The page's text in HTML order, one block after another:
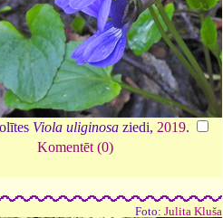
Viola uliginosaziedi, 2019.
Komentēt (0)
Foto: Julita Kluša